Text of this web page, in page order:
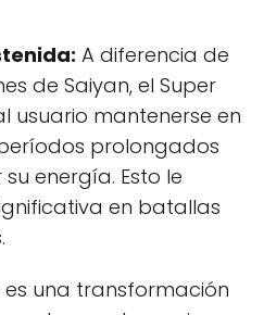
A diferencia de
de Saiyan, el Super
usuario mantenerse en
prolongados
energía. Esto le
en batallas
es una transformación